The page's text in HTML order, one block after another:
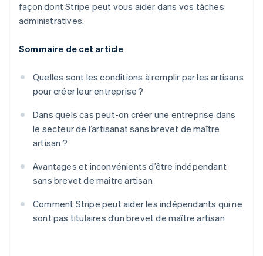
façon dont Stripe peut vous aider dans vos tâches
administratives.
Sommaire de cet article
Quelles sont les conditions à remplir par les artisans
pour créer leur entreprise ?
Dans quels cas peut-on créer une entreprise dans
le secteur de l’artisanat sans brevet de maître
artisan ?
Avantages et inconvénients d’être indépendant
sans brevet de maître artisan
Comment Stripe peut aider les indépendants qui ne
sont pas titulaires d’un brevet de maître artisan